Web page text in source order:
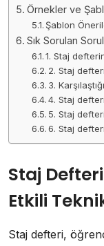
Örnekler ve
Şablon
Sık Sorulan
1. Staj
2. Staj
3.
4. Staj
5. Staj
6. Staj
Staj
Etkili
Staj defteri,